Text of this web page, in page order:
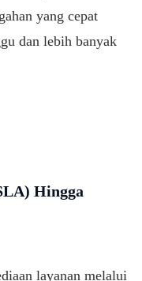
yang cepat
dan lebih banyak
Hingga
layanan melalui